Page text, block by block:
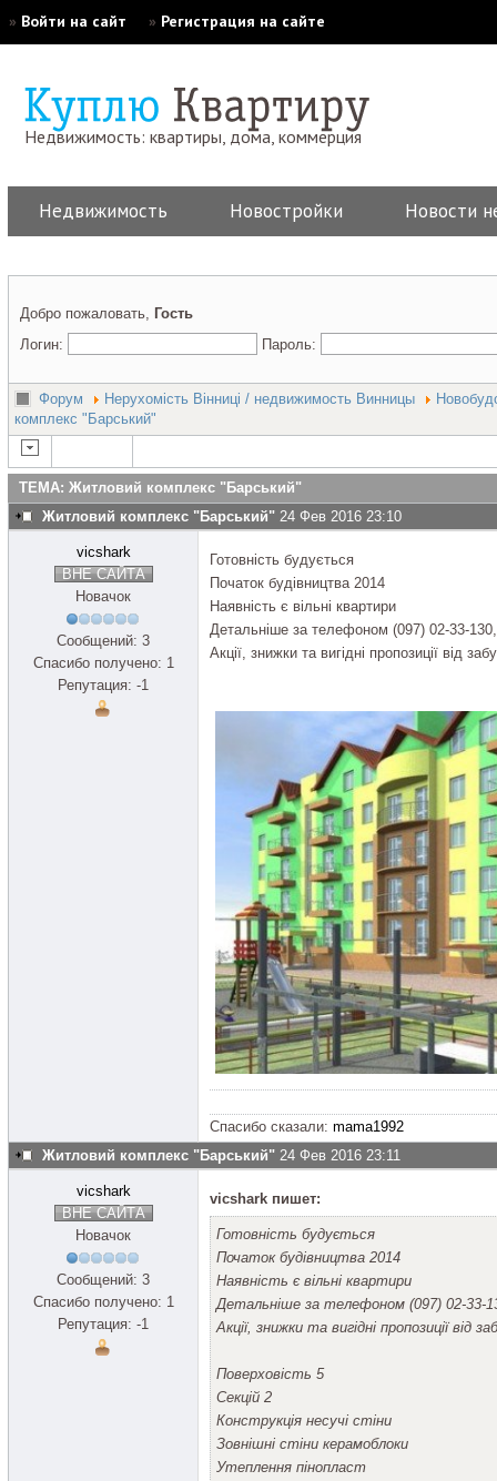
» Войти на сайт » Регистрация на сайте
Недвижимость: квартиры, дома, коммерция
Недвижимость Новостройки Новости
Добро пожаловать, Гость
Логин:
Пароль:
Форум Нерухомість Вінниці / недвижимость Винницы
комплекс "Барський"
ТЕМА: Житловий комплекс "Барський"
Житловий комплекс "Барський" 24 Фев 2016 23:10
vicshark
ВНЕ САЙТА
Новачок
Сообщений: 3
Спасибо получено: 1
Репутация: -1
Готовність будується
Початок будівництва 2014
Наявність є вільні квартири
Детальніше за телефоном (097) 02-33-
Акції, знижки та вигідні пропозиції від
Спасибо сказали: mama1992
Житловий комплекс "Барський" 24 Фев 2016 23:11
vicshark
ВНЕ САЙТА
Новачок
Сообщений: 3
Спасибо получено: 1
Репутация: -1
vicshark пишет:
Готовність будується
Початок будівництва 2014
Наявність є вільні квартири
Детальніше за телефоном (097) 02-33-
Акції, знижки та вигідні пропозиції від
Поверховість 5
Секцій 2
Конструкція несучі стіни
Зовнішні стіни керамоблоки
Утеплення пінопласт